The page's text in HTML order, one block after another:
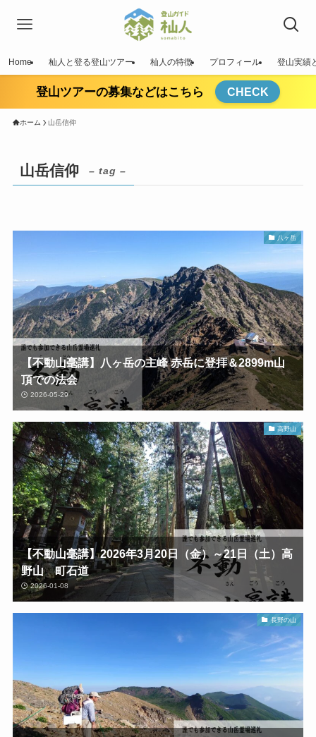
Home 杣人と登る登山ツアー 杣人の特徴 プロフィール 登山実績
登山ツアーの募集などはこちら CHECK
ホーム 山岳信仰
山岳信仰 – tag –
八ヶ岳
【不動山毫講】八ヶ岳の主峰 赤岳に登拝＆2899m山
頂での法会
2026-05-29
高野山
【不動山毫講】2026年3月20日（金）～21日（土）高
野山 町石道
2026-01-08
長野の山